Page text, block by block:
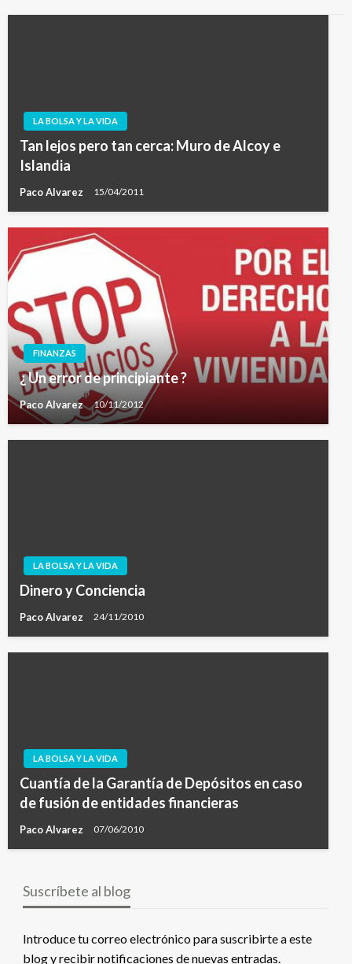
LA BOLSA Y LA VIDA
Tan lejos pero tan cerca: Muro de Alcoy e
Islandia
Paco Alvarez 15/04/2011
FINANZAS
¿ Un error de principiante ?
Paco Alvarez 10/11/2012
LA BOLSA Y LA VIDA
Dinero y Conciencia
Paco Alvarez 24/11/2010
LA BOLSA Y LA VIDA
Cuantía de la Garantía de Depósitos en caso
de fusión de entidades financieras
Paco Alvarez 07/06/2010
Suscríbete al blog
Introduce tu correo electrónico para suscribirte a este
blog y recibir notificaciones de nuevas entradas.